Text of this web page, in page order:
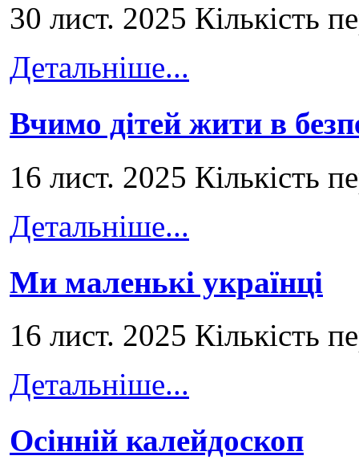
30 лист. 2025 Кількість
Детальніше...
Вчимо дітей жити в
16 лист. 2025 Кількість
Детальніше...
Ми маленькі українці
16 лист. 2025 Кількість
Детальніше...
Осінній калейдоскоп